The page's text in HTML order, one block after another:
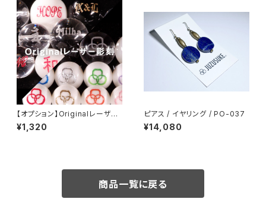
【オプション】Originalレーザー
彫刻 / 8mm 10mm
¥1,320
ピアス / イヤリング / PO-037
¥14,080
商品一覧に戻る